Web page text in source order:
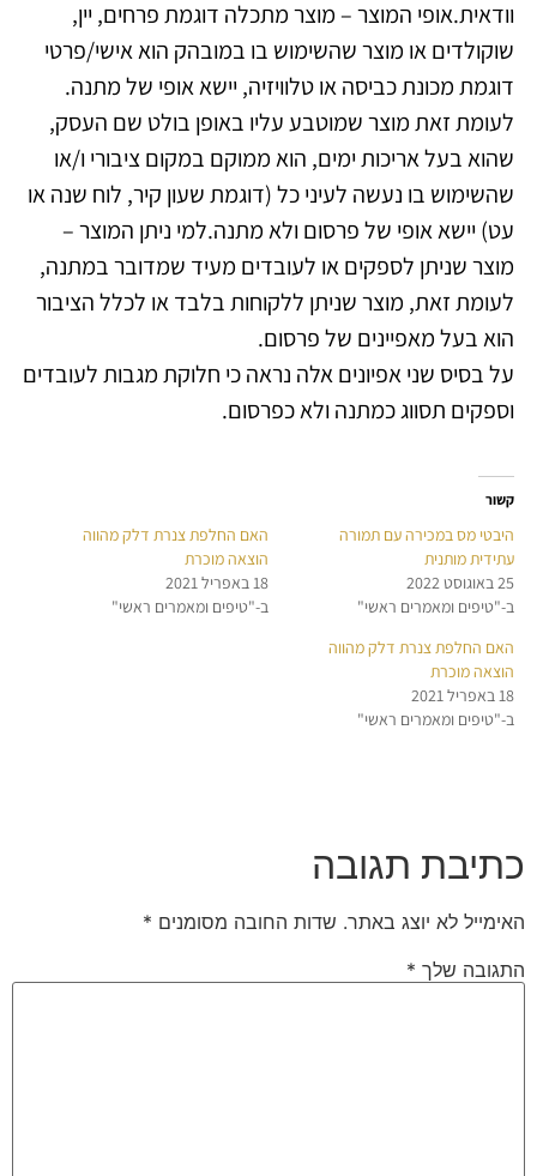
וודאית.אופי המוצר – מוצר מתכלה דוגמת פרחים, יין,
שוקולדים או מוצר שהשימוש בו במובהק הוא אישי/פרטי
דוגמת מכונת כביסה או טלוויזיה, יישא אופי של מתנה.
לעומת זאת מוצר שמוטבע עליו באופן בולט שם העסק,
שהוא בעל אריכות ימים, הוא ממוקם במקום ציבורי ו/או
שהשימוש בו נעשה לעיני כל (דוגמת שעון קיר, לוח שנה או
עט) יישא אופי של פרסום ולא מתנה.למי ניתן המוצר –
מוצר שניתן לספקים או לעובדים מעיד שמדובר במתנה,
לעומת זאת, מוצר שניתן ללקוחות בלבד או לכלל הציבור
הוא בעל מאפיינים של פרסום.
על בסיס שני אפיונים אלה נראה כי חלוקת מגבות לעובדים
וספקים תסווג כמתנה ולא כפרסום.
קשור
היבטי מס במכירה עם תמורה
עתידית מותנית
25 באוגוסט 2022
ב-"טיפים ומאמרים ראשי"
האם החלפת צנרת דלק מהווה
הוצאה מוכרת
18 באפריל 2021
ב-"טיפים ומאמרים ראשי"
האם החלפת צנרת דלק מהווה
הוצאה מוכרת
18 באפריל 2021
ב-"טיפים ומאמרים ראשי"
כתיבת תגובה
האימייל לא יוצג באתר. שדות החובה מסומנים *
התגובה שלך *